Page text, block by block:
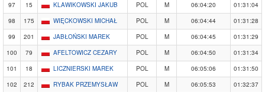
97
15 KLAWIKOWSKI JAKUB POL M 06:04:20
01:31:04
98
175 WIĘCKOWSKI MICHAŁ POL M 06:04:44
01:31:28
99
201 JABŁOŃSKI MAREK POL M 06:04:45
01:31:29
100
79 AFELTOWICZ CEZARY POL M 06:04:50
01:31:34
101
18 LICZNIERSKI MAREK POL M 06:05:06
01:31:50
102
212 RYBAK PRZEMYSŁAW POL M 06:05:53
01:32:37